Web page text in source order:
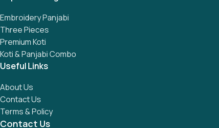
Embroidery Panjabi
Three Pieces
Premium Koti
Koti & Panjabi Combo
Useful Links
About Us
Contact Us
Terms & Policy
Contact Us